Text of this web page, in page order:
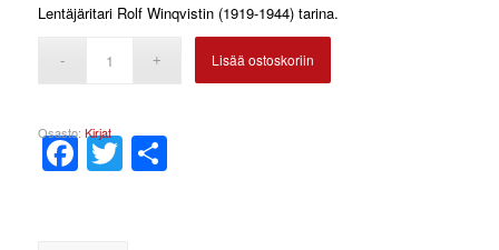
Lentäjäritari Rolf Winqvistin (1919-1944) tarina.
Lisää ostoskoriin
Osasto: Kirjat
Facebook
TwitterShare